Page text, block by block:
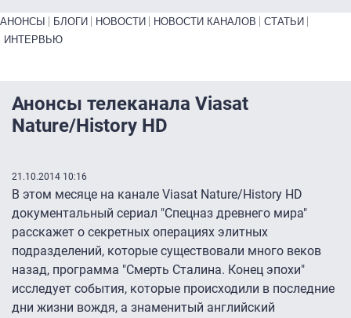
Primary links bottom
АНОНСЫ БЛОГИ НОВОСТИ НОВОСТИ КАНАЛОВ
СТАТЬИ
ИНТЕРВЬЮ
Анонсы телеканала Viasat
Nature/History HD
21.10.2014 10:16
В этом месяце на канале Viasat Nature/History HD
документальный сериал "Спецназ древнего мира"
расскажет о секретных операциях элитных
подразделений, которые существовали много веков
назад, программа "Смерть Сталина. Конец эпохи"
исследует события, которые происходили в последние
дни жизни вождя, а знаменитый английский